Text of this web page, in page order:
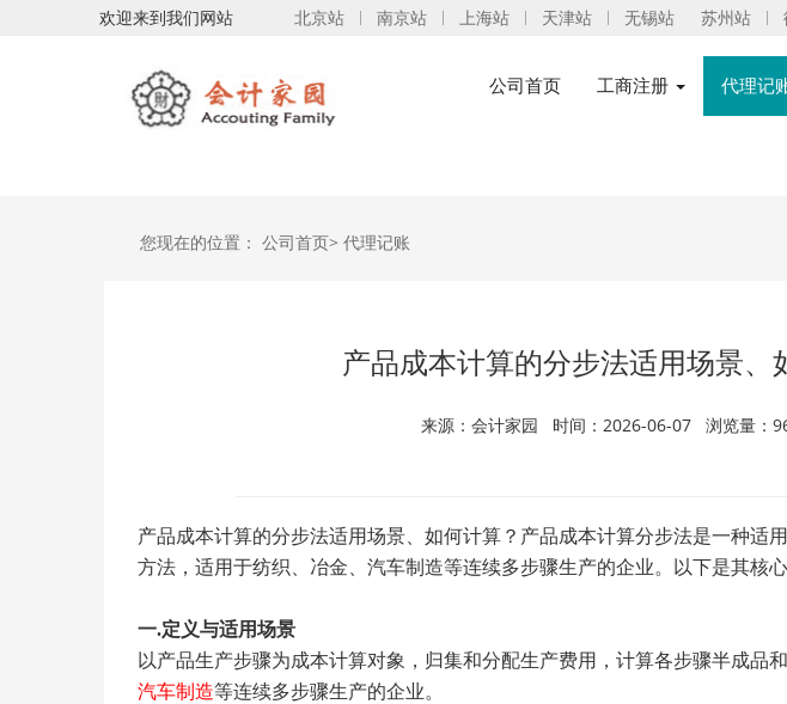
欢迎来到我们网站 北京站 南京站 上海站 天津站 无锡站 苏州站
公司首页 工商注册 代理记
您现在的位置： 公司首页> 代理记账
产品成本计算的分步法适用场景、
来源：会计家园 时间：2026-06-07 浏览量：
产品成本计算的分步法适用场景、如何计算？产品成本计算分步法是一种适
方法，适用于纺织、冶金、汽车制造等连续多步骤生产的企业。以下是其核心
一.定义与适用场景
以产品生产步骤为成本计算对象，归集和分配生产费用，计算各步骤半成品
汽车制造等连续多步骤生产的企业。